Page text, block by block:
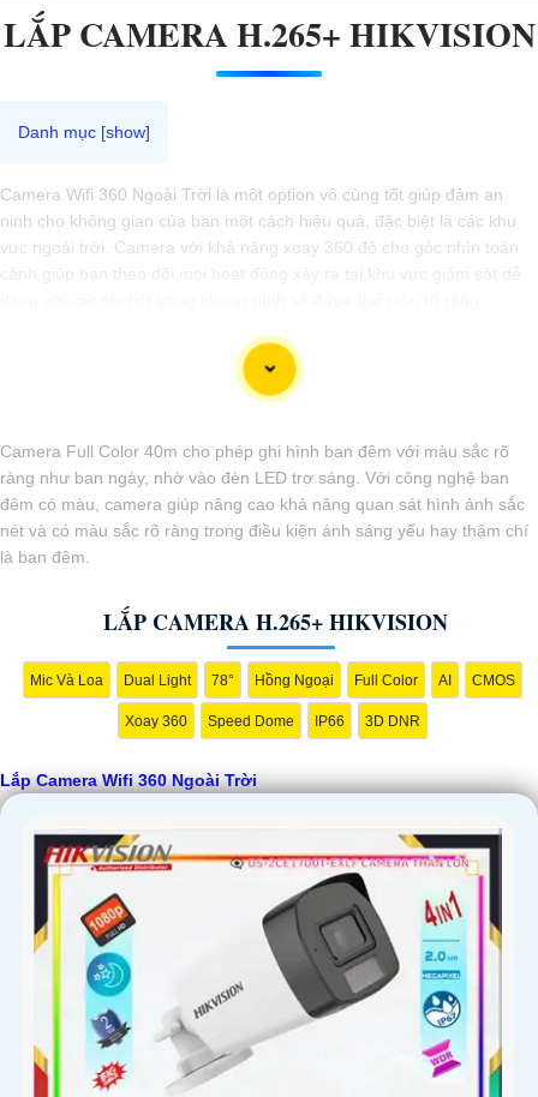
LẮP CAMERA H.265+ HIKVISION
Camera Wifi 360 Ngoài Trời là một option vô cùng tốt giúp đảm an
ninh cho không gian của bạn một cách hiệu quả, đặc biệt là các khu
vực ngoài trời. Camera với khả năng xoay 360 độ cho góc nhìn toàn
Camera được thiết kế chắc chắn, chống nước và chống bụi giúp
camera hoạt động ổn định trong mọi điều kiện thời tiết. ️Với camera wifi
360 ngoài trời, bạn có thể yên tâm mà không cần lo lắng về việc bị
Camera Full Color 40m cho phép ghi hình ban đêm với màu sắc rõ
ràng như ban ngày, nhờ vào đèn LED trợ sáng. Với công nghệ ban
đêm có màu, camera giúp nâng cao khả năng quan sát hình ảnh sắc
nét và có màu sắc rõ ràng trong điều kiện ánh sáng yếu hay thậm chí
là ban đêm.
LẮP CAMERA H.265+ HIKVISION
Mic Và Loa Dual Light 78° Hồng Ngoại Full Color AI CMOS
Xoay 360 Speed Dome IP66 3D DNR
Lắp Camera Wifi 360 Ngoài Trời